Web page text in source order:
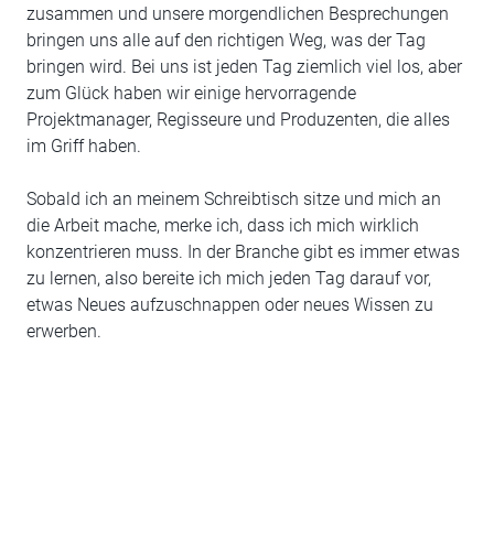
zusammen und unsere morgendlichen Besprechungen
bringen uns alle auf den richtigen Weg, was der Tag
bringen wird. Bei uns ist jeden Tag ziemlich viel los, aber
zum Glück haben wir einige hervorragende
Projektmanager, Regisseure und Produzenten, die alles
im Griff haben.
Sobald ich an meinem Schreibtisch sitze und mich an
die Arbeit mache, merke ich, dass ich mich wirklich
konzentrieren muss. In der Branche gibt es immer etwas
zu lernen, also bereite ich mich jeden Tag darauf vor,
etwas Neues aufzuschnappen oder neues Wissen zu
erwerben.